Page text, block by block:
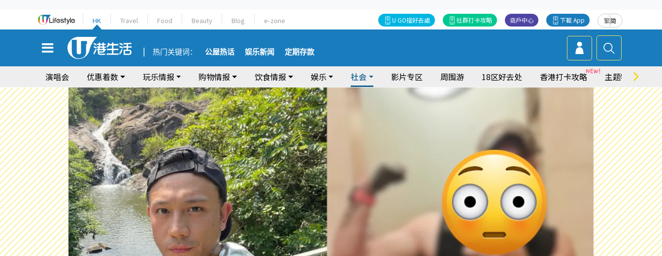
HK Travel Food Beauty Blog e-zone 繁简
下載 App
商戶中心
社群打卡攻略
U GO搵好去處
热门关键词： 公屋热话 娱乐新闻 定期存款
演唱会 优惠着数 玩乐情报 购物情报 饮食情报 娱乐 社会 影片专区 周围游 18区好去处 香港打卡攻略 主题特集